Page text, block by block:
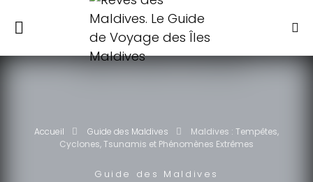
Accueil Guide des Maldives
Maldives : Tempêtes,
Cyclones, Tsunamis et Phénomènes Extrêmes
Guide des Maldives